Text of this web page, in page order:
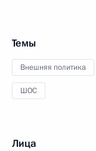
Темы
Внешняя политика
ШОС
Лица